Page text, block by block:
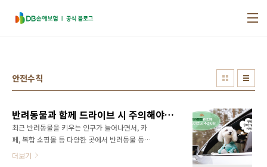
안전수칙
반려동물과 함께 드라이브 시 주의해야 할 사항은?!
최근 반려동물을 키우는 인구가 늘어나면서, 카
페, 복합 쇼핑몰 등 다양한 곳에서 반려동물 동반
출입 가능이라는 문구를 종종 볼 수 있죠. 이렇게
더보기